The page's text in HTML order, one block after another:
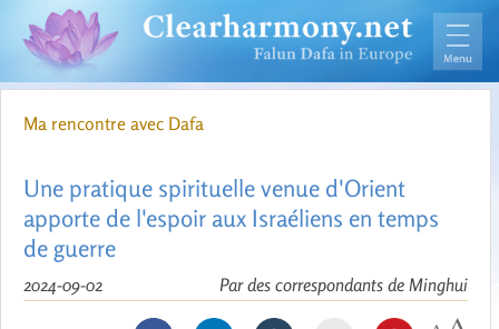
Ma rencontre avec Dafa
Une pratique spirituelle venue d'Orient
apporte de l'espoir aux Israéliens en temps
de guerre
Par des correspondants de Minghui
2024-09-02